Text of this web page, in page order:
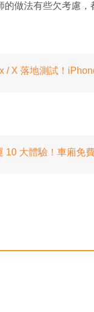
做法有些欠考慮
/ X 落地測試！
10 大體驗！車廂免